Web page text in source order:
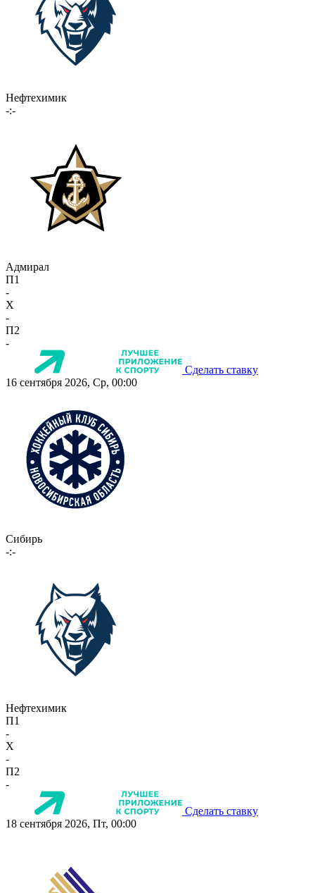
Нефтехимик
-:-
Адмирал
П1
-
X
-
П2
-
Сделать ставку
16 сентября 2026, Ср, 00:00
Сибирь
-:-
Нефтехимик
П1
-
X
-
П2
-
Сделать ставку
18 сентября 2026, Пт, 00:00